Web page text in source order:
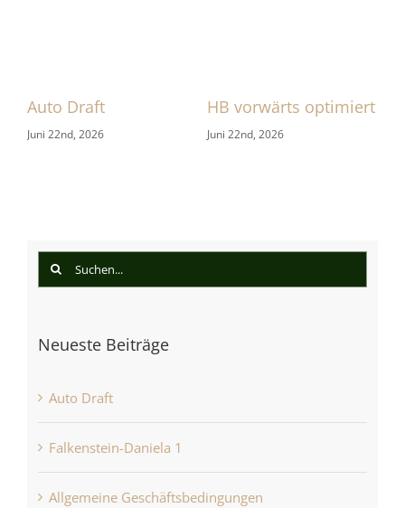
Auto Draft
Juni 22nd, 2026
HB vorwärts optimiert
Juni 22nd, 2026
Suche
Neueste Beiträge
Auto Draft
Falkenstein-Daniela 1
Allgemeine Geschäftsbedingungen